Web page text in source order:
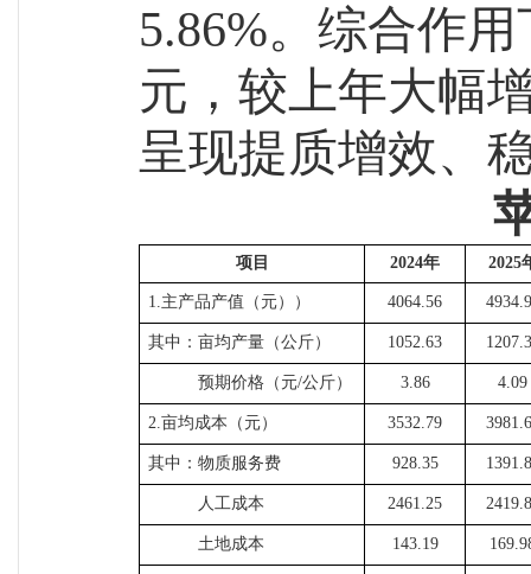
5.86%。综合作
元，较上年大幅
呈现提质增效、
项目 2024年 2025
1.主产品产值（元）） 4064.56
其中：亩均产量（公斤） 1052.63
预期价格（元/公斤） 3.86 4.09
2.亩均成本（元） 3532.79
其中：物质服务费 928.35
人工成本 2461.25
土地成本 143.19